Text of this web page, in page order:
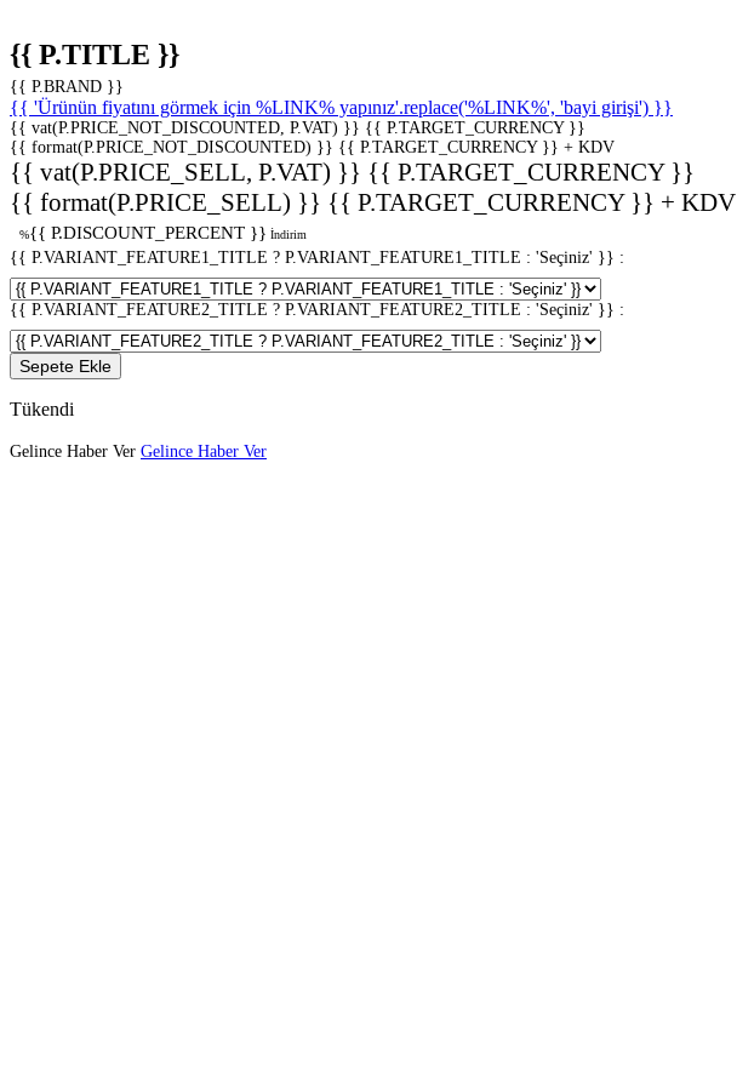
{{ P.TITLE }}
{{ P.BRAND }}
{{ 'Ürünün fiyatını görmek için %LINK% yapınız'.replace('%LINK%', 'bayi girişi') }}
{{ vat(P.PRICE_NOT_DISCOUNTED, P.VAT) }} {{ P.TARGET_CURRENCY }}
{{ format(P.PRICE_NOT_DISCOUNTED) }} {{ P.TARGET_CURRENCY }} + KDV
{{ vat(P.PRICE_SELL, P.VAT) }} {{ P.TARGET_CURRENCY }}
{{ format(P.PRICE_SELL) }} {{ P.TARGET_CURRENCY }} + KDV
%{{ P.DISCOUNT_PERCENT }} İndirim
{{ P.VARIANT_FEATURE1_TITLE ? P.VARIANT_FEATURE1_TITLE : 'Seçiniz' }} :
{{ P.VARIANT_FEATURE2_TITLE ? P.VARIANT_FEATURE2_TITLE : 'Seçiniz' }} :
Sepete Ekle
Tükendi
Gelince Haber Ver Gelince Haber Ver